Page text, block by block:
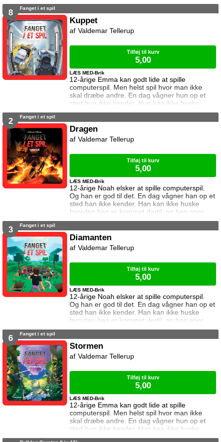
ikke hvordan han kommer hjem igen. Den
beskeder til ham. I denne bog vil uret have
ham til at spille en vigtig kamp. Kan Noah det?
Og hvad sker der hvis det mislykkes? Kampen
8 Fanget i et spil
Kuppet
12-årige Emma kan godt lide at spille
computerspil. Men helst spil hvor man ikke
skal dræbe andre. En dag vågner hun op et
sted hun ikke kender. Hun kan ikke huske
hvordan hun er kommet dertil, og hun aner
eneste hjælp hun får, er et ur som skriver
beskeder til hende. I denne bog vil uret have
hende til at stjæle noget fra en bank. Kan
LÆS MED-Brik
Valdemar Tellerup
Tilføj til kurv
5,00
2 Fanget i et spil
Dragen
12-årige Noah elsker at spille computerspil.
Og han er god til det. En dag vågner han op et
sted han ikke kender. Han kan ikke huske
hvordan han er kommet dertil, og han aner
ikke hvordan han kommer hjem igen. Den
beskeder til ham. I denne bog vil uret have
det? Og hvad sker der hvis det mislykkes?
LÆS MED-Brik
Valdemar Tellerup
Tilføj til kurv
5,00
3 Fanget i et spil
Diamanten
12-årige Noah elsker at spille computerspil.
Og han er god til det. En dag vågner han op et
sted han ikke kender. Han kan ikke huske
hvordan han er kommet dertil, og han aner
ikke hvordan han kommer hjem igen. Den
beskeder til ham. I denne bog vil uret have
med monstre. Kan Noah det? Og hvad sker
LÆS MED-Brik
Valdemar Tellerup
Tilføj til kurv
5,00
6 Fanget i et spil
Stormen
12-årige Emma kan godt lide at spille
computerspil. Men helst spil hvor man ikke
skal dræbe andre. En dag vågner hun op et
sted hun ikke kender. Hun kan ikke huske
hvordan hun er kommet dertil, og hun aner
LÆS MED-Brik
Valdemar Tellerup
Tilføj til kurv
5,00